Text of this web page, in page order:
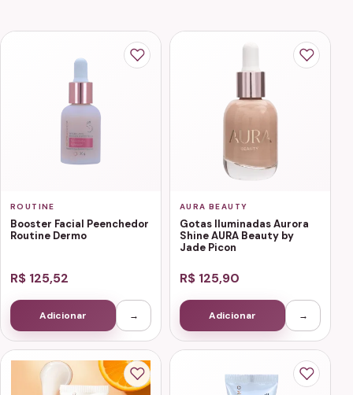
ROUTINE
Booster Facial Peenchedor
Routine Dermo
R$ 125,52
Adicionar →
AURA BEAUTY
Gotas Iluminadas Aurora
Shine AURA Beauty by
Jade Picon
R$ 125,90
Adicionar →